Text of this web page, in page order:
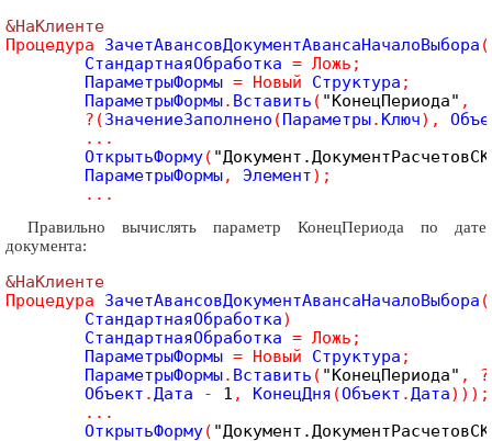
&НаКлиенте
Процедура ЗачетАвансовДокументАвансаНачалоВыбора (
	СтандартнаяОбработка
= Ложь ;
	ПараметрыФормы
= Новый Структура ;
	ПараметрыФормы
. Вставить ( "КонецПериода" ,
? (ЗначениеЗаполнено (Параметры. Ключ) ,
. . .
	ОткрытьФорму
(
	ПараметрыФормы
, Элемент) ;
. . .
Правильно вычислять параметр КонецПериода по дате
документа:
&НаКлиенте
Процедура ЗачетАвансовДокументАвансаНачалоВыбора (
	СтандартнаяОбработка
)
	СтандартнаяОбработка
= Ложь ;
	ПараметрыФормы
= Новый Структура ;
	ПараметрыФормы
. Вставить ( "КонецПериода" , ?
	Объект
. Дата - 1 , КонецДня (Объект . Дата) ) ) ;
. . .
	ОткрытьФорму
(